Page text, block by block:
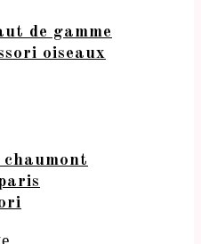
de gamme
oiseaux